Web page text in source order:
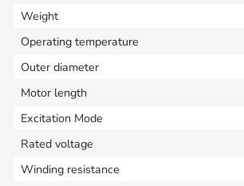
Weight
Operating temperature
Outer diameter
Motor length
Excitation Mode
Rated voltage
Winding resistance